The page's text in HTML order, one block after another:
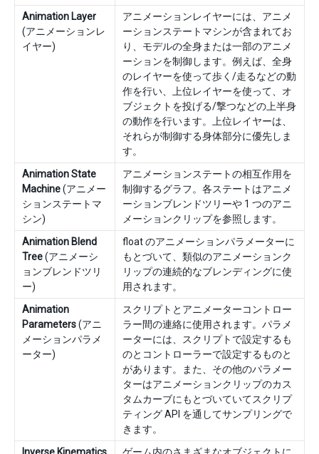
Animation Layer
(アニメーションレ
イヤー)
アニメーションレイヤーには、アニメ
ーションステートマシンが含まれてお
り、モデルの全身または一部のアニメ
ーションを制御します。例えば、全身
のレイヤーを使って歩く/走るなどの動
作を行い、上位レイヤーを使って、オ
ブジェクトを投げる/撃つなどの上半身
の動作を行います。上位レイヤーは、
それらが制御する身体部分に優先しま
す。
Animation State
Machine(アニメー
ションステートマ
シン)
アニメーションステートの相互作用を
制御するグラフ。各ステートはアニメ
ーションブレンドツリーや 1 つのアニ
メーションクリップを参照します。
Animation Blend
Tree(アニメーシ
ョンブレンドツリ
ー)
float のアニメーションパラメーターに
もとづいて、類似のアニメーションク
リップの連続的なブレンディングに使
用されます。
Animation
Parameters(アニ
メーションパラメ
ーター)
スクリプトとアニメーターコントロー
ラー間の連絡に使用されます。パラメ
ーターには、スクリプトで設定するも
のとコントローラーで設定するものと
があります。また、その他のパラメー
ターはアニメーションクリップのカス
タムカーブにもとづいていてスクリプ
ティング API を通してサンプリングで
きます。